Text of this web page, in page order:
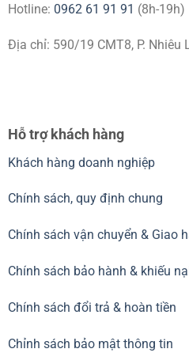
Hotline: 0962 61 91 91 (8h-19h)
Địa chỉ: 590/19 CMT8, P. Nhiêu
Hỗ trợ khách hàng
Khách hàng doanh nghiệp
Chính sách, quy định chung
Chính sách vận chuyển & Giao
Chính sách bảo hành & khiếu
Chính sách đổi trả & hoàn tiền
Chỉnh sách bảo mật thông tin